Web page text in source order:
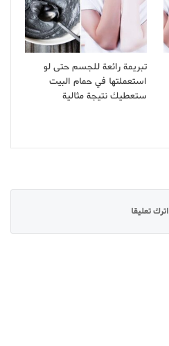
تبريمة رائعة للجسم حتى لو
استعملتها في حمام البيت
ستعطيك نتيجة مثالية
اترك تعليقا